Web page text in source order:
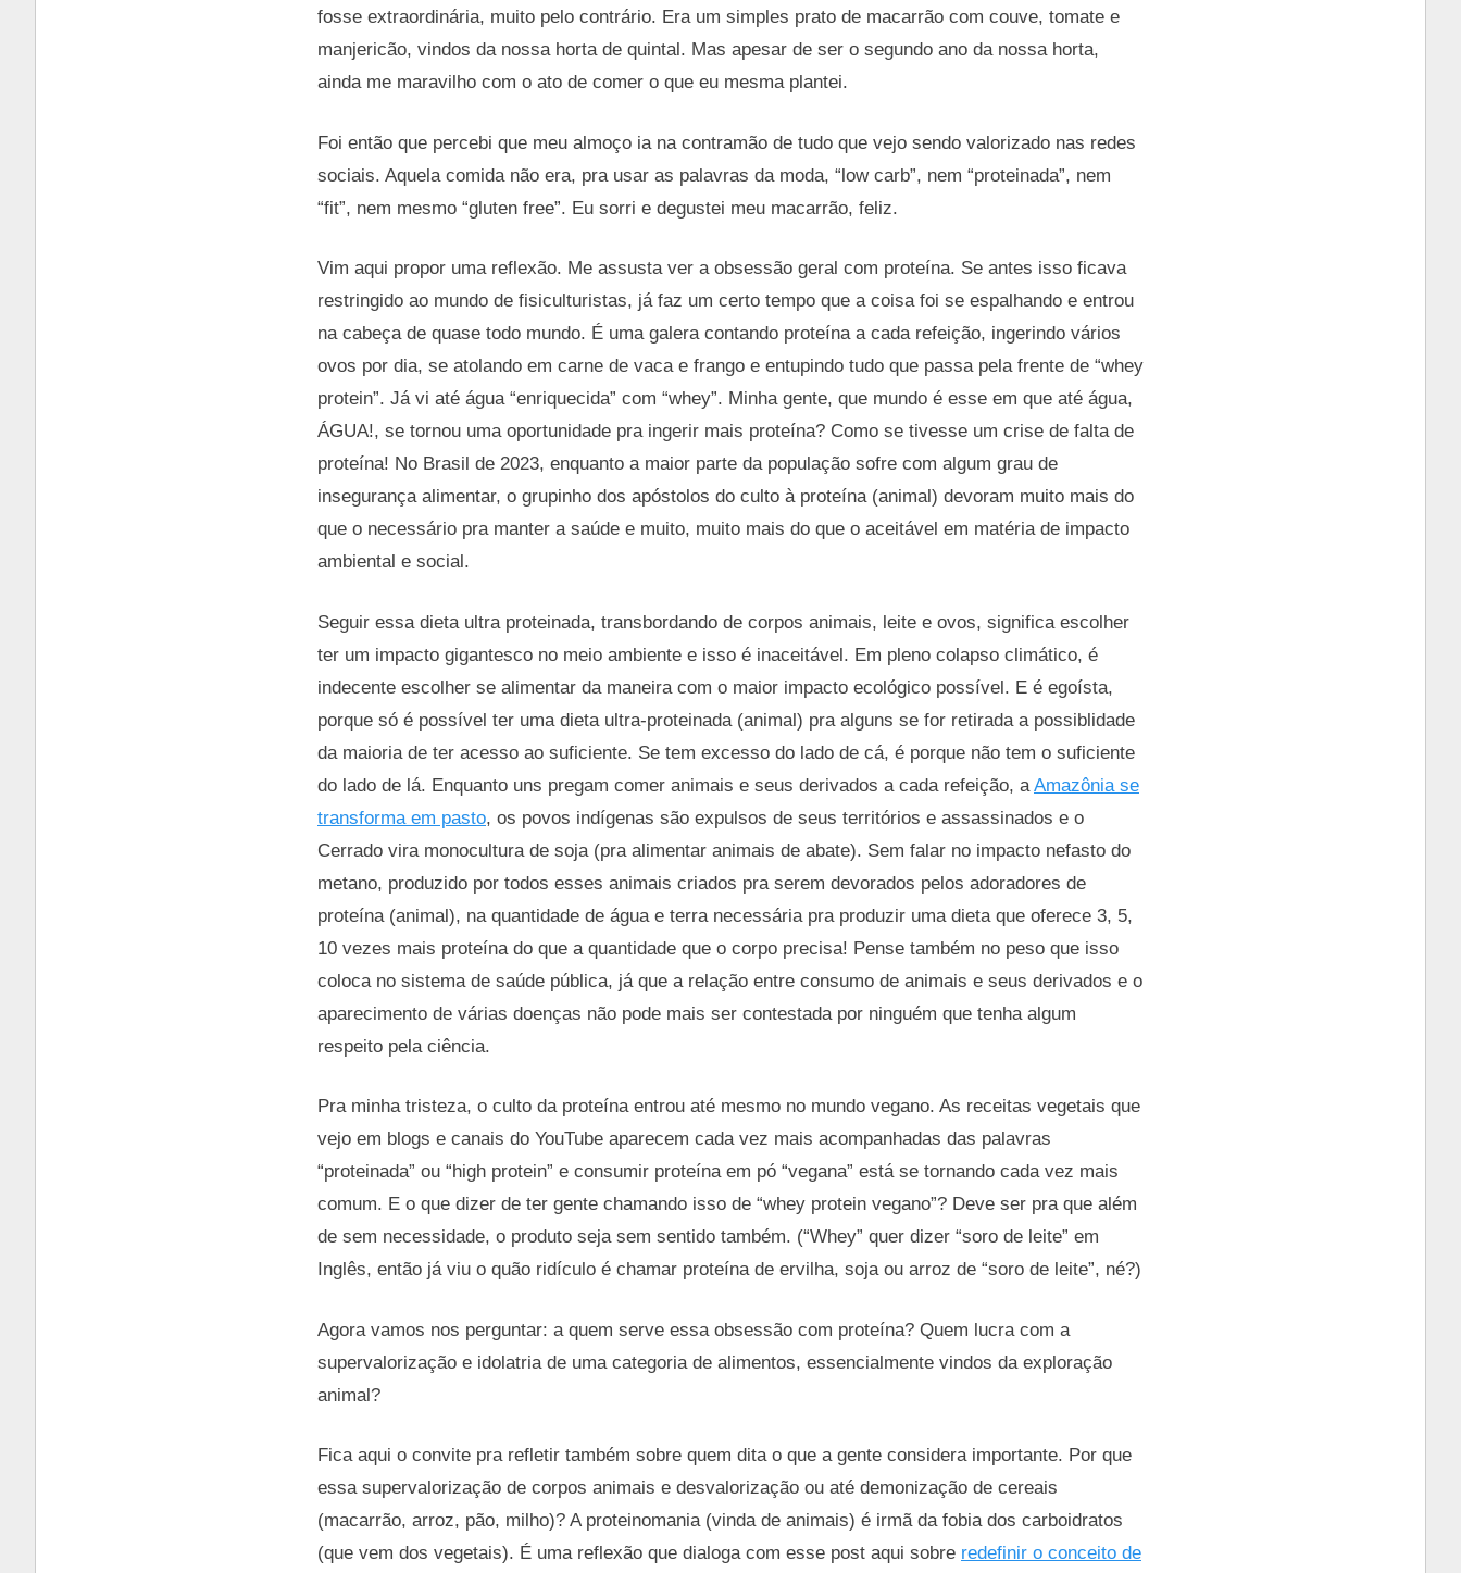
fosse extraordinária, muito pelo contrário. Era um simples prato de macarrão com couve, tomate e
manjericão, vindos da nossa horta de quintal. Mas apesar de ser o segundo ano da nossa horta,
ainda me maravilho com o ato de comer o que eu mesma plantei.
Foi então que percebi que meu almoço ia na contramão de tudo que vejo sendo valorizado nas redes
sociais. Aquela comida não era, pra usar as palavras da moda, “low carb”, nem “proteinada”, nem
“fit”, nem mesmo “gluten free”. Eu sorri e degustei meu macarrão, feliz.
Vim aqui propor uma reflexão. Me assusta ver a obsessão geral com proteína. Se antes isso ficava
restringido ao mundo de fisiculturistas, já faz um certo tempo que a coisa foi se espalhando e entrou
na cabeça de quase todo mundo. É uma galera contando proteína a cada refeição, ingerindo vários
ovos por dia, se atolando em carne de vaca e frango e entupindo tudo que passa pela frente de “whey
protein”. Já vi até água “enriquecida” com “whey”. Minha gente, que mundo é esse em que até água,
ÁGUA!, se tornou uma oportunidade pra ingerir mais proteína? Como se tivesse um crise de falta de
proteína! No Brasil de 2023, enquanto a maior parte da população sofre com algum grau de
insegurança alimentar, o grupinho dos apóstolos do culto à proteína (animal) devoram muito mais do
que o necessário pra manter a saúde e muito, muito mais do que o aceitável em matéria de impacto
ambiental e social.
Seguir essa dieta ultra proteinada, transbordando de corpos animais, leite e ovos, significa escolher
ter um impacto gigantesco no meio ambiente e isso é inaceitável. Em pleno colapso climático, é
indecente escolher se alimentar da maneira com o maior impacto ecológico possível. E é egoísta,
porque só é possível ter uma dieta ultra-proteinada (animal) pra alguns se for retirada a possiblidade
da maioria de ter acesso ao suficiente. Se tem excesso do lado de cá, é porque não tem o suficiente
do lado de lá. Enquanto uns pregam comer animais e seus derivados a cada refeição, aAmazônia se
transforma em pasto, os povos indígenas são expulsos de seus territórios e assassinados e o
Cerrado vira monocultura de soja (pra alimentar animais de abate). Sem falar no impacto nefasto do
metano, produzido por todos esses animais criados pra serem devorados pelos adoradores de
proteína (animal), na quantidade de água e terra necessária pra produzir uma dieta que oferece 3, 5,
10 vezes mais proteína do que a quantidade que o corpo precisa! Pense também no peso que isso
coloca no sistema de saúde pública, já que a relação entre consumo de animais e seus derivados e o
aparecimento de várias doenças não pode mais ser contestada por ninguém que tenha algum
respeito pela ciência.
Pra minha tristeza, o culto da proteína entrou até mesmo no mundo vegano. As receitas vegetais que
vejo em blogs e canais do YouTube aparecem cada vez mais acompanhadas das palavras
“proteinada” ou “high protein” e consumir proteína em pó “vegana” está se tornando cada vez mais
comum. E o que dizer de ter gente chamando isso de “whey protein vegano”? Deve ser pra que além
de sem necessidade, o produto seja sem sentido também. (“Whey” quer dizer “soro de leite” em
Inglês, então já viu o quão ridículo é chamar proteína de ervilha, soja ou arroz de “soro de leite”, né?)
Agora vamos nos perguntar: a quem serve essa obsessão com proteína? Quem lucra com a
supervalorização e idolatria de uma categoria de alimentos, essencialmente vindos da exploração
animal?
Fica aqui o convite pra refletir também sobre quem dita o que a gente considera importante. Por que
essa supervalorização de corpos animais e desvalorização ou até demonização de cereais
(macarrão, arroz, pão, milho)? A proteinomania (vinda de animais) é irmã da fobia dos carboidratos
(que vem dos vegetais). É uma reflexão que dialoga com esse post aqui sobre redefinir o conceito de